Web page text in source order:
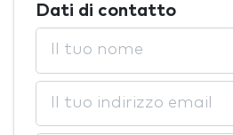
Dati di contatto